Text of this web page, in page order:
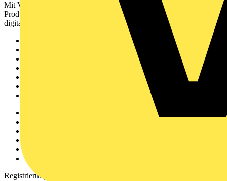
Mit Voltimum erhalten Elektrofachkräfte Zugang zu Branchennews,
Produktinformationen, Schulungen und Tools – alles auf einer
digitalen Plattform und Community.
voltimum.com
Registrierung